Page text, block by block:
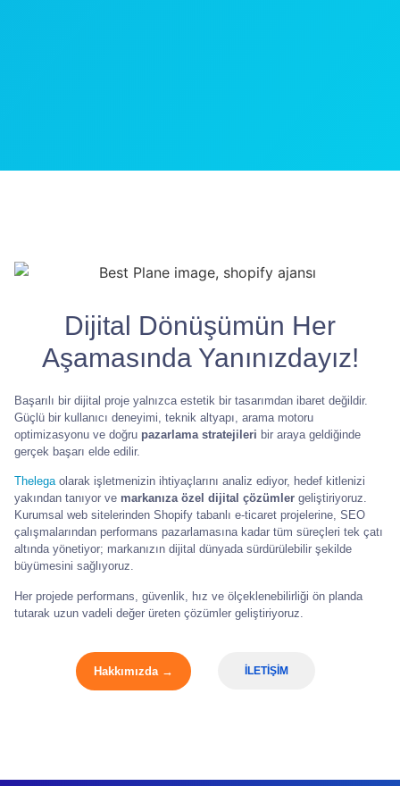
Dijital Dönüşümün Her
Aşamasında Yanınızdayız!
Başarılı bir dijital proje yalnızca estetik bir tasarımdan ibaret değildir.
Güçlü bir kullanıcı deneyimi, teknik altyapı, arama motoru
optimizasyonu ve doğru pazarlama stratejileri bir araya geldiğinde
gerçek başarı elde edilir.
Thelegaolarak işletmenizin ihtiyaçlarını analiz ediyor, hedef kitlenizi
yakından tanıyor ve markanıza özel dijital çözümler geliştiriyoruz.
Kurumsal web sitelerinden Shopify tabanlı e-ticaret projelerine, SEO
çalışmalarından performans pazarlamasına kadar tüm süreçleri tek çatı
altında yönetiyor; markanızın dijital dünyada sürdürülebilir şekilde
büyümesini sağlıyoruz.
Her projede performans, güvenlik, hız ve ölçeklenebilirliği ön planda
tutarak uzun vadeli değer üreten çözümler geliştiriyoruz.
Hakkımızda → İLETİŞİM